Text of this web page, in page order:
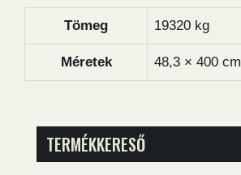
Tömeg 19320 kg
Méretek 48,3 × 400 cm
TERMÉKKERESŐ